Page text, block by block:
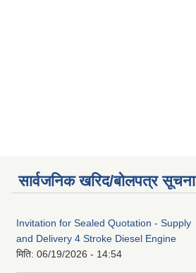
सार्वजनिक खरिद/बोलपत्र सूचना
Invitation for Sealed Quotation - Supply
and Delivery 4 Stroke Diesel Engine
मिति: 06/19/2026 - 14:54